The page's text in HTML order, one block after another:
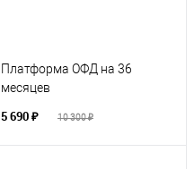
Платформа ОФД на 36
месяцев
5 690 ₽ 10 300 ₽